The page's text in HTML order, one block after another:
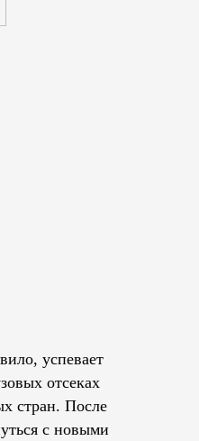
успевает
отсеках
стран. После
с новыми